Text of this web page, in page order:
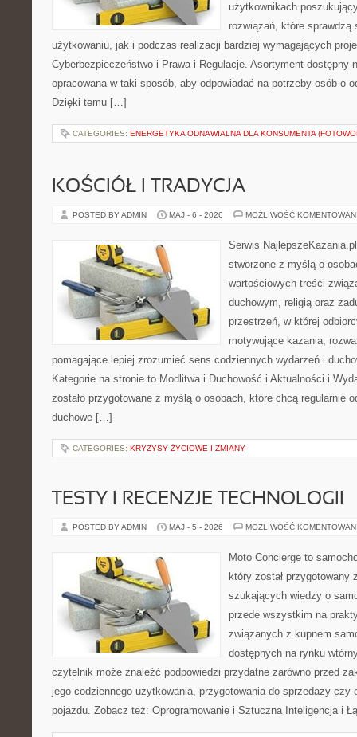
użytkownikach
rozwiązań, które sprawdzą
użytkowaniu, jak i podczas realizacji bardziej wymagających
Cyberbezpieczeństwo i Prawa i Regulacje. Asortyment dostępny
opracowana w taki sposób, aby odpowiadać na potrzeby osób o
Dzięki temu […]
CATEGORIES: ENERGETYKA ODNAWIALNA DLA KONSUMENTA
KOŚCIÓŁ I TRADYCJA
POSTED BY ADMIN MAJ - 6 - 2026 MOŻLIWOŚĆ
Serwis
stworzone z myślą o
wartościowych treści
duchowym, religią oraz
przestrzeń, w której
motywujące kazania,
pomagające lepiej zrozumieć sens codziennych wydarzeń i
Kategorie na stronie to Modlitwa i Duchowość i Aktualności i
zostało przygotowane z myślą o osobach, które chcą regularnie
duchowe […]
CATEGORIES: KRYZYSY ŻYCIOWE I ZMIANY
TESTY I RECENZJE TECHNOLOGII
POSTED BY ADMIN MAJ - 5 - 2026 MOŻLIWOŚĆ
Moto Concierge to
który został przygotowany
szukających wiedzy o
przede wszystkim na
związanych z kupnem
dostępnych na rynku
czytelnik może znaleźć podpowiedzi przydatne zarówno przed
jego codziennego użytkowania, przygotowania do sprzedaży czy
pojazdu. Zobacz też: Oprogramowanie i Sztuczna Inteligencja i